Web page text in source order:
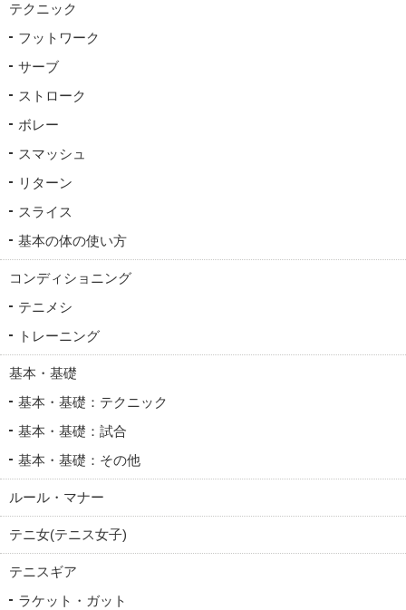
テクニック
フットワーク
サーブ
ストローク
ボレー
スマッシュ
リターン
スライス
基本の体の使い方
コンディショニング
テニメシ
トレーニング
基本・基礎
基本・基礎：テクニック
基本・基礎：試合
基本・基礎：その他
ルール・マナー
テニ女(テニス女子)
テニスギア
ラケット・ガット